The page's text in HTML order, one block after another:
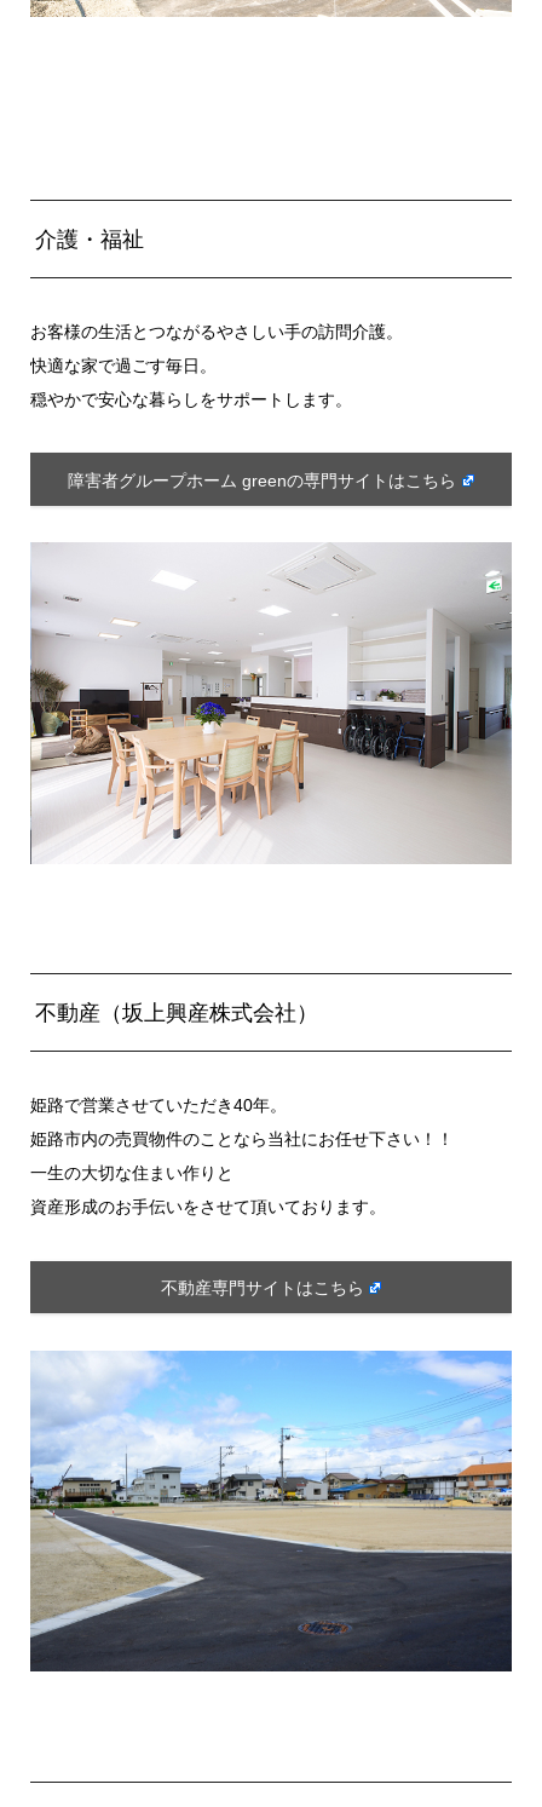
介護・福祉
お客様の生活とつながるやさしい手の訪問介護。
快適な家で過ごす毎日。
穏やかで安心な暮らしをサポートします。
障害者グループホーム greenの専門サイトはこちら
不動産（坂上興産株式会社）
姫路で営業させていただき40年。
姫路市内の売買物件のことなら当社にお任せ下さい！！
一生の大切な住まい作りと
資産形成のお手伝いをさせて頂いております。
不動産専門サイトはこちら